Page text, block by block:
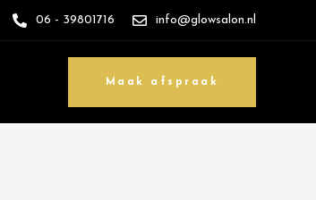
06 - 39801716 info@glowsalon.nl
Maak afspraak